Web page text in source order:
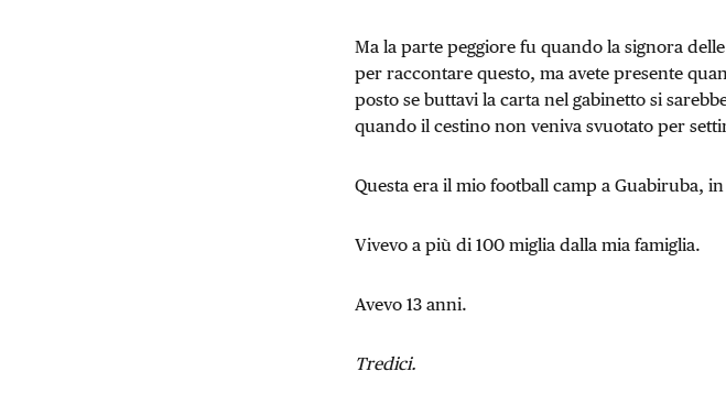
Ma la parte peggiore fu quando la signora
per raccontare questo, ma avete presente
posto se buttavi la carta nel gabinetto si
quando il cestino non veniva svuotato per
Questa era il mio football camp a Guabiruba,
Vivevo a più di 100 miglia dalla mia famiglia.
Avevo 13 anni.
Tredici.